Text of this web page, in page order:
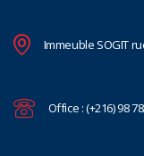
Immeuble SOGIT
Office : (+216) 98